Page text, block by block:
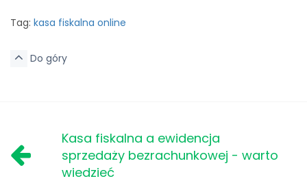
Tag: kasa fiskalna online
Do góry
Kasa fiskalna a ewidencja
sprzedaży bezrachunkowej - warto
wiedzieć